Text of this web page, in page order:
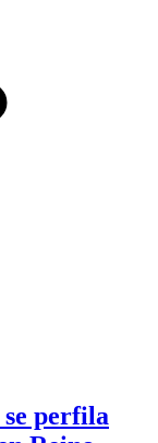
se perfila